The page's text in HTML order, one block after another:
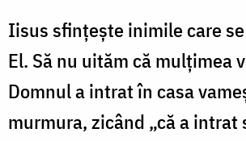
Iisus sfinţeşte inimile care
El. Să nu uităm că mulţimea
Domnul a intrat în casa
murmura, zicând „că a intrat